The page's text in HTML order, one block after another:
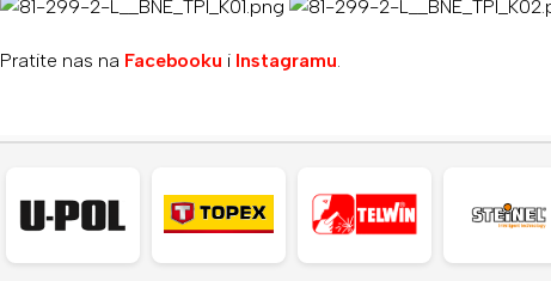
Pratite nas na Facebooku i Instagramu